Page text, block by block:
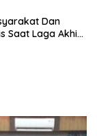
Dan
Saat Laga Akhir